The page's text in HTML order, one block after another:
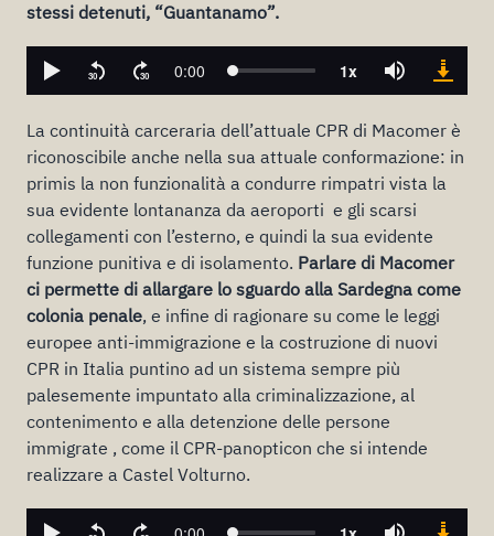
stessi detenuti, “Guantanamo”.
La continuità carceraria dell’attuale CPR di Macomer è
riconoscibile anche nella sua attuale conformazione: in
primis la non funzionalità a condurre rimpatri vista la
sua evidente lontananza da aeroporti e gli scarsi
collegamenti con l’esterno, e quindi la sua evidente
funzione punitiva e di isolamento. Parlare di Macomer
ci permette di allargare lo sguardo alla Sardegna come
colonia penale, e infine di ragionare su come le leggi
europee anti-immigrazione e la costruzione di nuovi
CPR in Italia puntino ad un sistema sempre più
palesemente impuntato alla criminalizzazione, al
contenimento e alla detenzione delle persone
immigrate , come il CPR-panopticon che si intende
realizzare a Castel Volturno.